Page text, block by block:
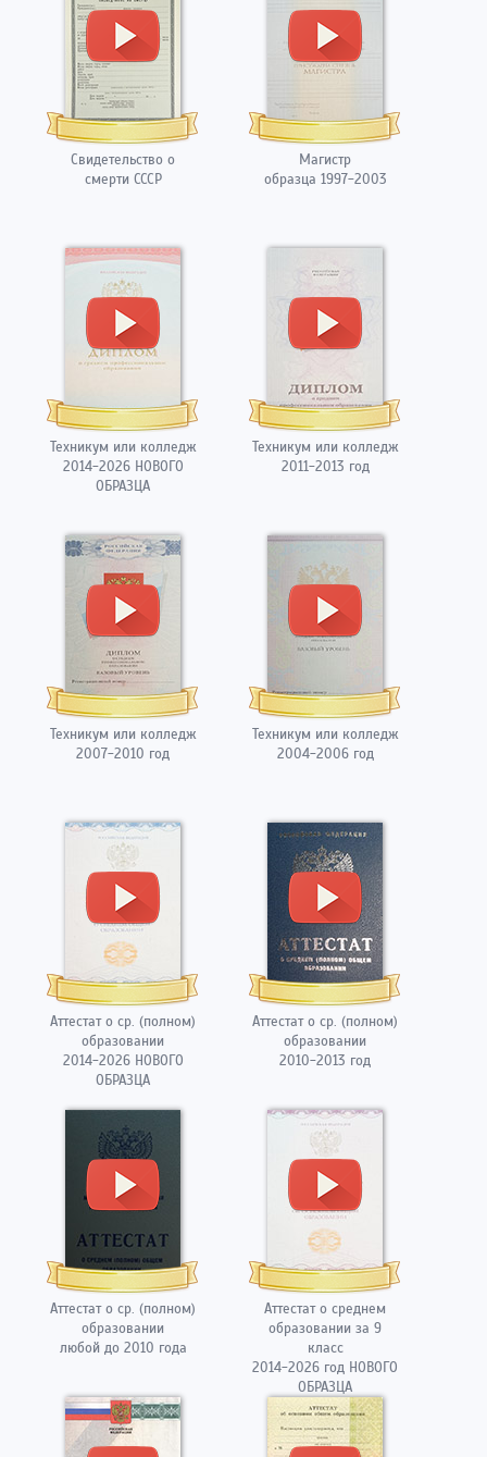
Свидетельство о
смерти СССР
Магистр
образца 1997-2003
Техникум или колледж
2014-2026 НОВОГО
ОБРАЗЦА
Техникум или колледж
2011-2013 год
Техникум или колледж
2007-2010 год
Техникум или колледж
2004-2006 год
Аттестат о ср. (полном)
образовании
2014-2026 НОВОГО
ОБРАЗЦА
Аттестат о ср. (полном)
образовании
2010-2013 год
Аттестат о ср. (полном)
образовании
любой до 2010 года
Аттестат о среднем
образовании за 9
класс
2014-2026 год НОВОГО
ОБРАЗЦА